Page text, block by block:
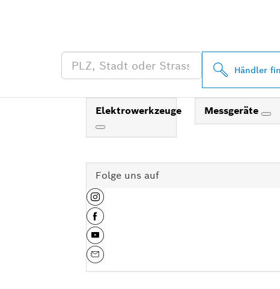
Händler
Elektrowerkzeuge Messgeräte
Folge uns auf